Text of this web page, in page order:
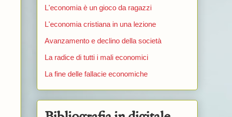
L'economia è un gioco da ragazzi
L'economia cristiana in una lezione
Avanzamento e declino della società
La radice di tutti i mali economici
La fine delle fallacie economiche